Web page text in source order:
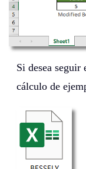
Si desea seguir
cálculo de